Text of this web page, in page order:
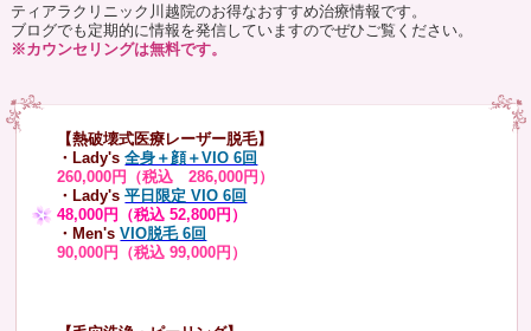
ティアラクリニック川越院のお得なおすすめ治療情報です。
ブログでも定期的に情報を発信していますのでぜひご覧ください。
※カウンセリングは無料です。
【熱破壊式医療レーザー脱毛】
・Lady's 全身＋顔＋VIO 6回
260,000円（税込 286,000円）
・Lady's平日限定 VIO 6回
48,000円（税込 52,800円）
・Men's VIO脱毛 6回
90,000円（税込 99,000円）